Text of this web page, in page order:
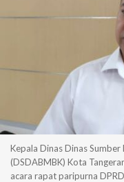
Kepala Dinas Dinas
(DSDABMBK) Kota
acara rapat paripurna